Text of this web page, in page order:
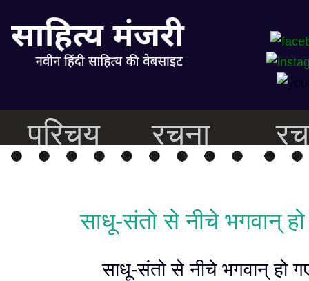
परिचय रचना
साधू-संतो से नीचे भगवान्
साधू-संतो से नीचे भगवान् हो